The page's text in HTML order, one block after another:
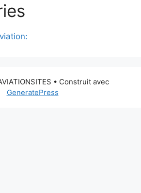
• Construit avec
GeneratePress